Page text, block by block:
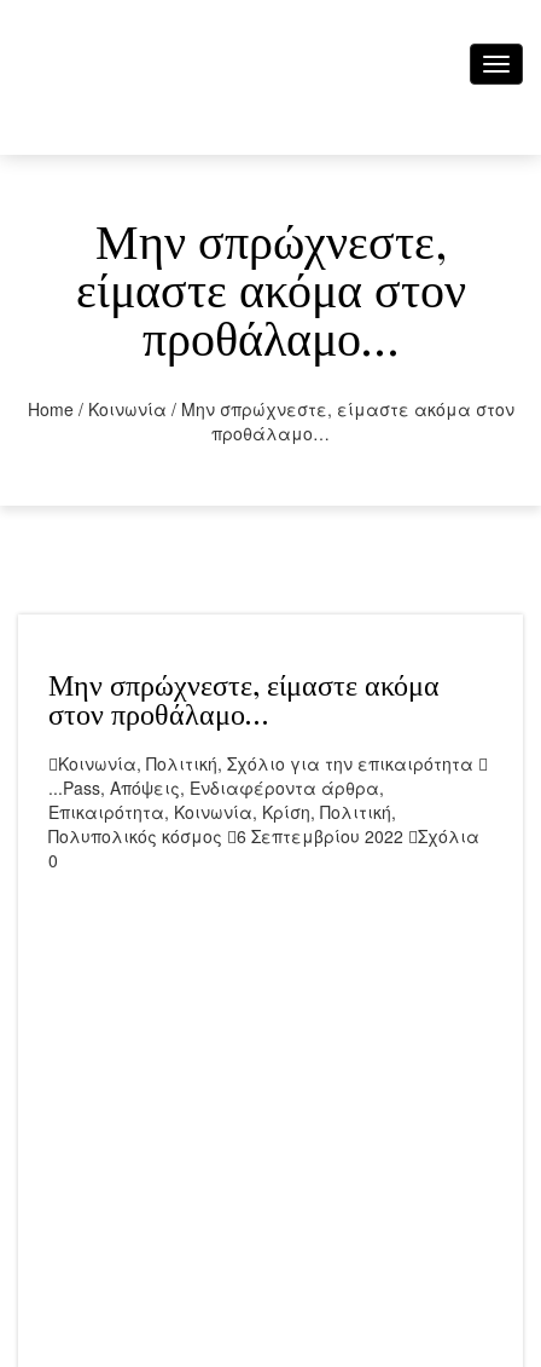
Μην σπρώχνεστε,
είμαστε ακόμα στον
προθάλαμο…
Home / Κοινωνία / Μην σπρώχνεστε, είμαστε ακόμα στον
προθάλαμο…
Μην σπρώχνεστε, είμαστε ακόμα
στον προθάλαμο…
Κοινωνία, Πολιτική, Σχόλιο για την επικαιρότητα
...Pass, Απόψεις, Ενδιαφέροντα άρθρα,
Επικαιρότητα, Κοινωνία, Κρίση, Πολιτική,
Πολυπολικός κόσμος
6 Σεπτεμβρίου 2022
Σχόλια
0